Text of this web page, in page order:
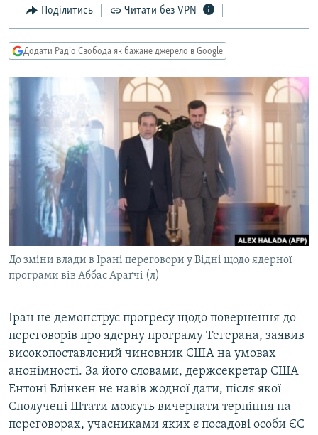
Перейти
до
пошуку
СУСПІЛЬСТВО
СВІТ
ДОНБАС.РЕАЛІЇ
ТИ ЯК?
СХЕМИ
КИТАЙ.ВИКЛИКИ
МУЛЬТИМЕДІА
ФОТО
СПЕЦПРОЄКТИ
ПОДКАСТИ
КРИМ РЕАЛІЇ
РУС
КТАТ
Поділитись Читати без VPN
Додати Радіо Свобода як бажане джерело в Google
До зміни влади в Ірані переговори у Відні щодо ядерної
програми вів Аббас Араґчі (л)
Іран не демонструє прогресу щодо повернення до
переговорів про ядерну програму Тегерана, заявив
високопоставлений чиновник США на умовах
анонімності. За його словами, держсекретар США
Ентоні Блінкен не навів жодної дати, після якої
Сполучені Штати можуть вичерпати терпіння на
переговорах, учасниками яких є посадові особи ЄС